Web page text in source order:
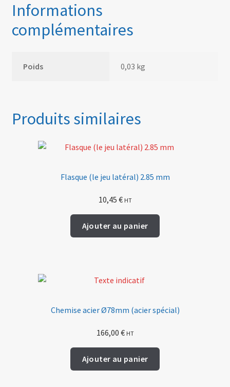
Informations
complémentaires
Poids 0,03 kg
Produits similaires
Flasque (le jeu latéral) 2.85 mm
10,45 € HT
Ajouter au panier
Chemise acier Ø78mm (acier spécial)
166,00 € HT
Ajouter au panier